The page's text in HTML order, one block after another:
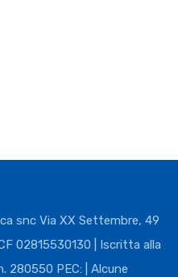
snc Via XX Settembre, 49
02815530130 | Iscritta alla
280550 PEC: | Alcune